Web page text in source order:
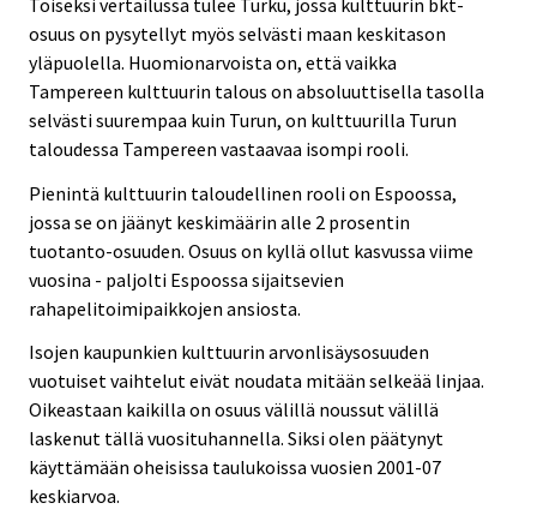
osuus on pysytellyt myös selvästi maan keskitason
yläpuolella. Huomionarvoista on, että vaikka
Tampereen kulttuurin talous on absoluuttisella tasolla
selvästi suurempaa kuin Turun, on kulttuurilla Turun
taloudessa Tampereen vastaavaa isompi rooli.
Pienintä kulttuurin taloudellinen rooli on Espoossa,
jossa se on jäänyt keskimäärin alle 2 prosentin
tuotanto-osuuden. Osuus on kyllä ollut kasvussa viime
vuosina - paljolti Espoossa sijaitsevien
rahapelitoimipaikkojen ansiosta.
Isojen kaupunkien kulttuurin arvonlisäysosuuden
vuotuiset vaihtelut eivät noudata mitään selkeää linjaa.
Oikeastaan kaikilla on osuus välillä noussut välillä
laskenut tällä vuosituhannella. Siksi olen päätynyt
käyttämään oheisissa taulukoissa vuosien 2001-07
keskiarvoa.